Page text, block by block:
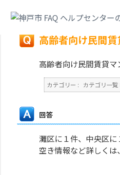
戻る
高齢者向け民間
高齢者向け民間賃貸
カテゴリー : カテゴリ一覧
回答
灘区に１件、中央区
空き情報など詳しく